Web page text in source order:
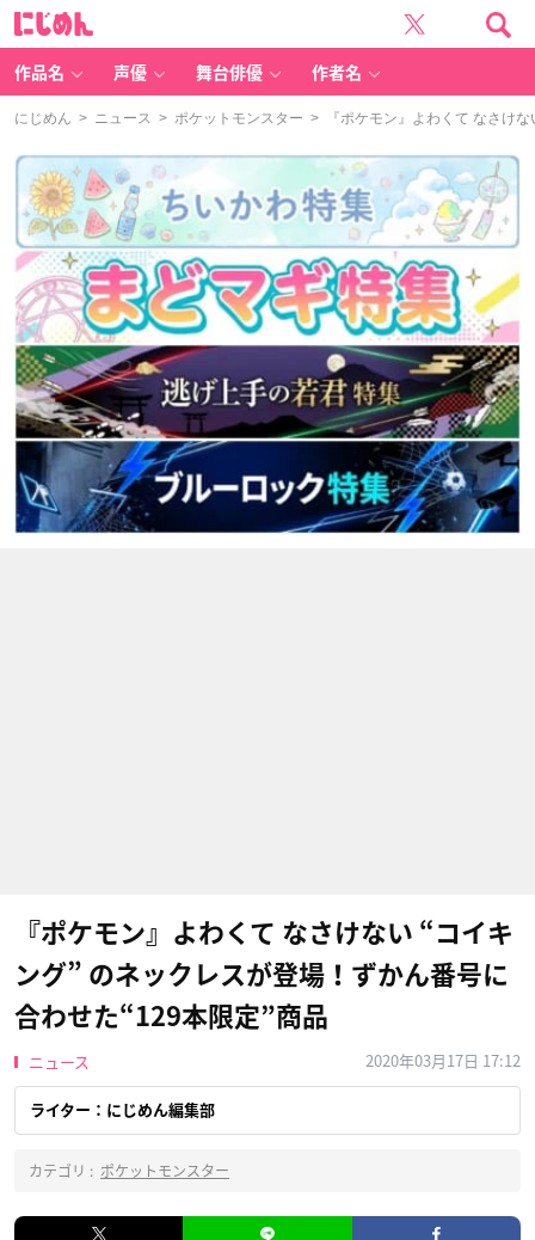
作品名 声優 舞台俳優 作者名
にじめん > ニュース > ポケットモンスター > 『ポケモン』よわくて なさけな
『ポケモン』よわくて なさけない “コイキ
ング” のネックレスが登場！ずかん番号に
合わせた“129本限定”商品
ニュース 2020年03月17日 17:12
ライター：にじめん編集部
カテゴリ : ポケットモンスター